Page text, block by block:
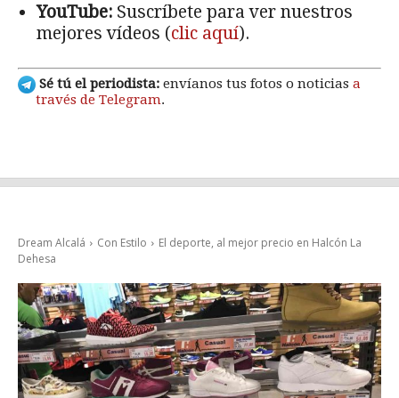
YouTube: Suscríbete para ver nuestros
mejores vídeos (clic aquí).
Sé tú el periodista: envíanos tus fotos o noticias a
través de Telegram.